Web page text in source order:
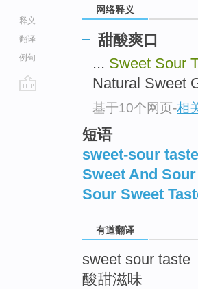
释义
翻译
例句
网络释义
甜酸爽口
... Sweet Sour
Natural Sweet
基于10个网页-相
短语
sweet-sour taste
Sweet And Sour
Sour Sweet
有道翻译
sweet sour taste
酸甜滋味